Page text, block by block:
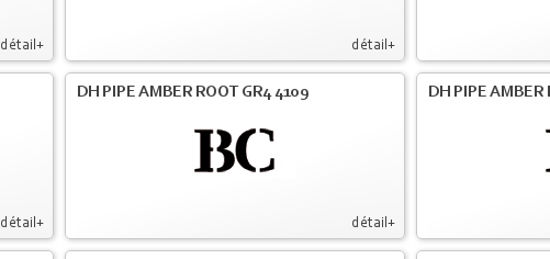
détail+ détail+
détail+ détail+
DH PIPE AMBER ROOT GR4 4109 DH PIPE AMBER